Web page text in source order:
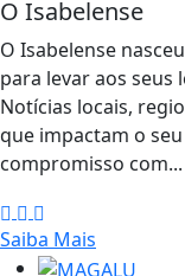
O Isabelense
O Isabelense
para levar aos
Notícias locais,
que impactam o
compromisso com...
Saiba Mais